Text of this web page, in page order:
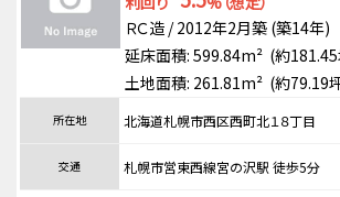
ＲＣ造 / 2012年2月築 (築14年)
延床面積: 599.84m² (約
土地面積: 261.81m² (約79.19
所在地 北海道札幌市西区西町北１８丁目
交通 札幌市営東西線宮の沢駅 徒歩5分